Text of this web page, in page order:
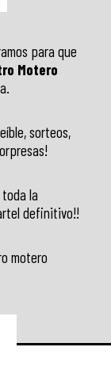
para que
Motero
sorteos,
la
definitivo!!
motero